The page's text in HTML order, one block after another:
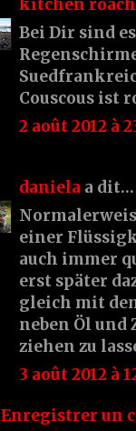
kitchen
Bei Dir sind
Couscous ist
2 août 2012 à
daniela a dit…
einer
auch immer
erst später
gleich mit
neben Öl
ziehen zu
3 août 2012 à
Enregistrer un